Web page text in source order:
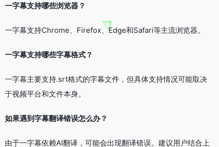
一字幕支持哪些浏览器？
一字幕支持Chrome、Firefox、Edge和Safari等主流浏览器。
一字幕支持哪些字幕格式？
一字幕主要支持.srt格式的字幕文件，但具体支持情况可能取决
于视频平台和文件本身。
如果遇到字幕翻译错误怎么办？
由于一字幕依赖AI翻译，可能会出现翻译错误。建议用户结合上